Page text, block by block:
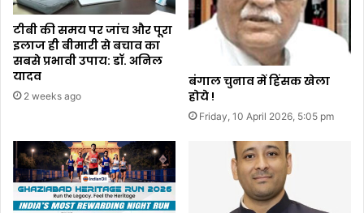
टीबी की समय पर जांच और पूरा
इलाज ही बीमारी से बचाव का
सबसे प्रभावी उपाय: डॉ. अनिल
यादव
2 weeks ago
बंगाल चुनाव में हिंसक खेला
होये !
Friday, 10 April 2026, 5:05 pm